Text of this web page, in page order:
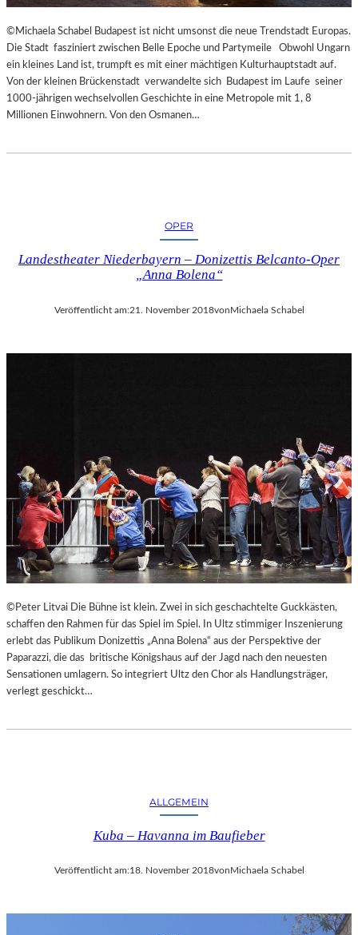
R
T
Z
U
E
R
A
O
S
T
E
R
F
E
S
S
P
I
E
L
©Michaela Schabel Budapest ist nicht umsonst die neue Trendstadt Europas.
Die Stadt fasziniert zwischen Belle Epoche und Partymeile Obwohl Ungarn
ein kleines Land ist, trumpft es mit einer mächtigen Kulturhauptstadt auf.
Von der kleinen Brückenstadt verwandelte sich Budapest im Laufe seiner
1000-jährigen wechselvollen Geschichte in eine Metropole mit 1, 8
Millionen Einwohnern. Von den Osmanen…
OPER
Landestheater Niederbayern – Donizettis Belcanto-Oper
„Anna Bolena“
Veröffentlicht am:21. November 2018vonMichaela Schabel
©Peter Litvai Die Bühne ist klein. Zwei in sich geschachtelte Guckkästen,
schaffen den Rahmen für das Spiel im Spiel. In Ultz stimmiger Inszenierung
erlebt das Publikum Donizettis „Anna Bolena“ aus der Perspektive der
Paparazzi, die das britische Königshaus auf der Jagd nach den neuesten
Sensationen umlagern. So integriert Ultz den Chor als Handlungsträger,
verlegt geschickt…
ALLGEMEIN
Kuba – Havanna im Baufieber
Veröffentlicht am:18. November 2018vonMichaela Schabel